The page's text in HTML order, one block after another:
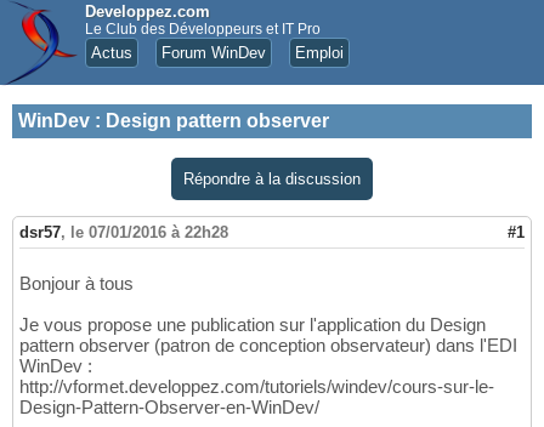
Developpez.com
Le Club des Développeurs et IT Pro
Actus Forum WinDev Emploi
WinDev : Design pattern observer
Répondre à la discussion
dsr57, le 07/01/2016 à 22h28 #1
Bonjour à tous
Je vous propose une publication sur l'application du Design
pattern observer (patron de conception observateur) dans l'EDI
WinDev :
http://vformet.developpez.com/tutoriels/windev/cours-sur-le-
Design-Pattern-Observer-en-WinDev/